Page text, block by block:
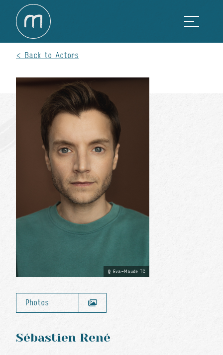
Back to Actors
Eva-Maude TC
Photos
Sébastien René